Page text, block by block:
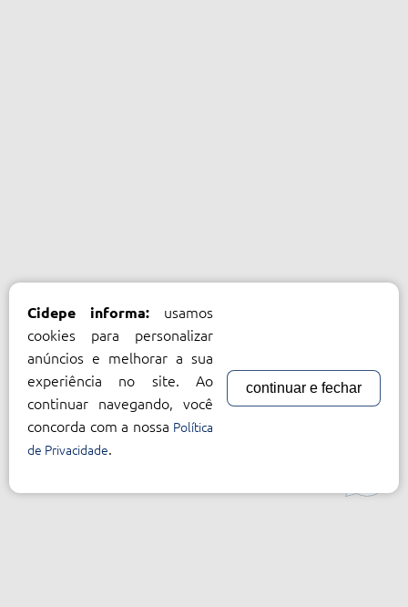
Cidepe informa: usamos
cookies para personalizar
anúncios e melhorar a sua
experiência no site. Ao
continuar navegando, você
concorda com a nossa Política
de Privacidade.
continuar e fechar